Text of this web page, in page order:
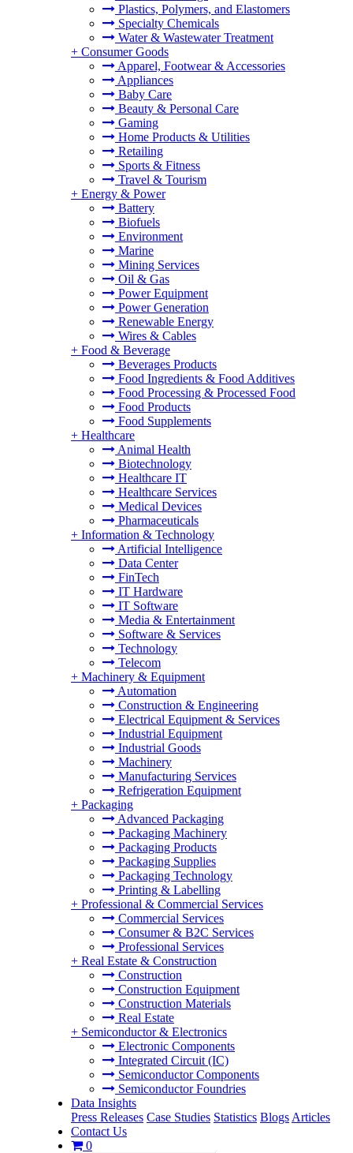
Plastics, Polymers, and Elastomers
Specialty Chemicals
Water & Wastewater Treatment
+ Consumer Goods
Apparel, Footwear & Accessories
Appliances
Baby Care
Beauty & Personal Care
Gaming
Home Products & Utilities
Retailing
Sports & Fitness
Travel & Tourism
+ Energy & Power
Battery
Biofuels
Environment
Marine
Mining Services
Oil & Gas
Power Equipment
Power Generation
Renewable Energy
Wires & Cables
+ Food & Beverage
Beverages Products
Food Ingredients & Food Additives
Food Processing & Processed Food
Food Products
Food Supplements
+ Healthcare
Animal Health
Biotechnology
Healthcare IT
Healthcare Services
Medical Devices
Pharmaceuticals
+ Information & Technology
Artificial Intelligence
Data Center
FinTech
IT Hardware
IT Software
Media & Entertainment
Software & Services
Technology
Telecom
+ Machinery & Equipment
Automation
Construction & Engineering
Electrical Equipment & Services
Industrial Equipment
Industrial Goods
Machinery
Manufacturing Services
Refrigeration Equipment
+ Packaging
Advanced Packaging
Packaging Machinery
Packaging Products
Packaging Supplies
Packaging Technology
Printing & Labelling
+ Professional & Commercial Services
Commercial Services
Consumer & B2C Services
Professional Services
+ Real Estate & Construction
Construction
Construction Equipment
Construction Materials
Real Estate
+ Semiconductor & Electronics
Electronic Components
Integrated Circuit (IC)
Semiconductor Components
Semiconductor Foundries
Data Insights
Press Releases Case Studies Statistics Blogs Articles
Contact Us
0